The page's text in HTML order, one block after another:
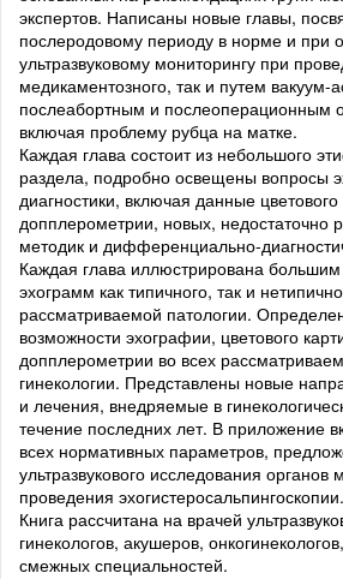
экспертов. Написаны новые главы,
послеродовому периоду в норме и при
ультразвуковому мониторингу при
медикаментозного, так и путем вакуум-
послеабортным и послеоперационным
включая проблему рубца на матке.
Каждая глава состоит из небольшого
раздела, подробно освещены вопросы
диагностики, включая данные
допплерометрии, новых, недостаточно
методик и дифференциально-
Каждая глава иллюстрирована большим
эхограмм как типичного, так и
рассматриваемой патологии.
возможности эхографии, цветового
допплерометрии во всех
гинекологии. Представлены новые
и лечения, внедряемые в
течение последних лет. В приложение
всех нормативных параметров,
ультразвукового исследования органов
проведения эхогистеросальпингоскопии.
Книга рассчитана на врачей
гинекологов, акушеров,
смежных специальностей.